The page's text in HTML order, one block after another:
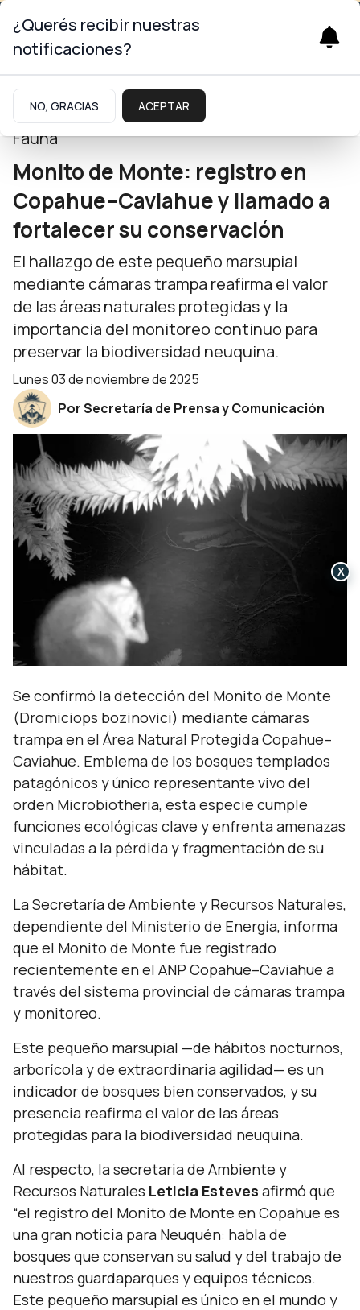
Neuquinidad
Fauna
Monito de Monte: registro en
Copahue–Caviahue y llamado a
fortalecer su conservación
El hallazgo de este pequeño marsupial
mediante cámaras trampa reafirma el valor
de las áreas naturales protegidas y la
importancia del monitoreo continuo para
preservar la biodiversidad neuquina.
lunes 03 de noviembre de 2025
Por Secretaría de Prensa y Comunicación
Se confirmó la detección del Monito de Monte
(Dromiciops bozinovici) mediante cámaras
trampa en el Área Natural Protegida Copahue–
Caviahue. Emblema de los bosques templados
patagónicos y único representante vivo del
orden Microbiotheria, esta especie cumple
funciones ecológicas clave y enfrenta amenazas
vinculadas a la pérdida y fragmentación de su
hábitat.
La Secretaría de Ambiente y Recursos Naturales,
dependiente del Ministerio de Energía, informa
que el Monito de Monte fue registrado
recientemente en el ANP Copahue–Caviahue a
través del sistema provincial de cámaras trampa
y monitoreo.
Este pequeño marsupial —de hábitos nocturnos,
arborícola y de extraordinaria agilidad— es un
indicador de bosques bien conservados, y su
presencia reafirma el valor de las áreas
protegidas para la biodiversidad neuquina.
Al respecto, la secretaria de Ambiente y
Recursos Naturales Leticia Esteves afirmó que
“el registro del Monito de Monte en Copahue es
una gran noticia para Neuquén: habla de
bosques que conservan su salud y del trabajo de
nuestros guardaparques y equipos técnicos.
Este pequeño marsupial es único en el mundo y
¿Querés recibir nuestras
notificaciones?
NO, GRACIAS ACEPTAR
X